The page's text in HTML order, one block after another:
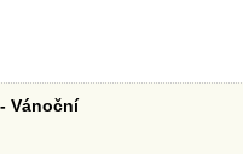
Vánoční